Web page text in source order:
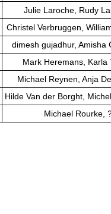
Julie Laroche, Rudy
Christel Verbruggen,
dimesh gujadhur, Amisha
Mark Heremans, Karla
Michael Reynen, Anja
Hilde Van der Borght,
Michael Rourke,